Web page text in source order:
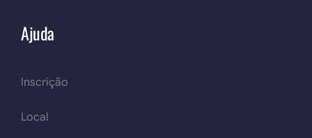
Ajuda
Inscrição
Local